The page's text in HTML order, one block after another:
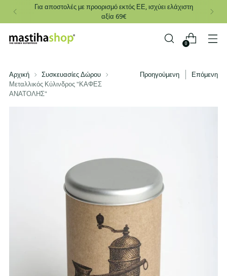
Για αποστολές με προορισμό εκτός ΕΕ, ισχύει ελάχιστη
αξία 69€
0
Αρχική
Συσκευασίες Δώρου
Μεταλλικός Κύλινδρος "ΚΑΦΕΣ
ΑΝΑΤΟΛΗΣ"
Προηγούμενη Επόμενη